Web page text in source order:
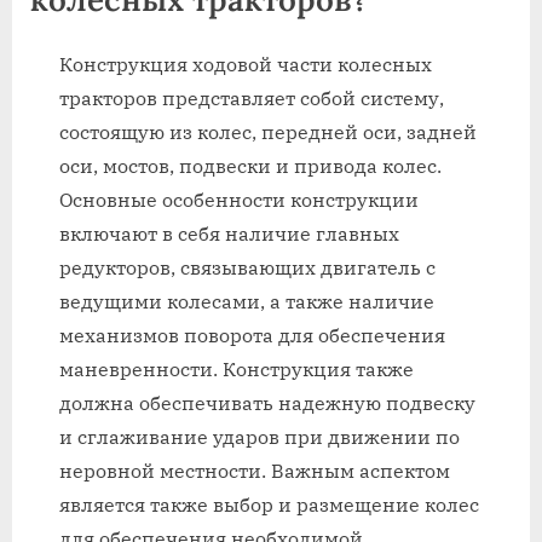
Конструкция ходовой части колесных
тракторов представляет собой систему,
состоящую из колес, передней оси, задней
оси, мостов, подвески и привода колес.
Основные особенности конструкции
включают в себя наличие главных
редукторов, связывающих двигатель с
ведущими колесами, а также наличие
механизмов поворота для обеспечения
маневренности. Конструкция также
должна обеспечивать надежную подвеску
и сглаживание ударов при движении по
неровной местности. Важным аспектом
является также выбор и размещение колес